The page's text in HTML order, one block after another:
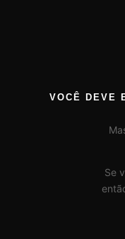
VOCÊ DEVE
Se